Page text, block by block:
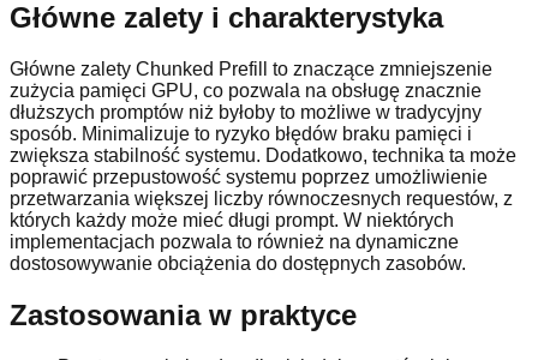
Główne zalety i charakterystyka
Główne zalety Chunked Prefill to znaczące zmniejszenie
zużycia pamięci GPU, co pozwala na obsługę znacznie
dłuższych promptów niż byłoby to możliwe w tradycyjny
sposób. Minimalizuje to ryzyko błędów braku pamięci i
zwiększa stabilność systemu. Dodatkowo, technika ta może
poprawić przepustowość systemu poprzez umożliwienie
przetwarzania większej liczby równoczesnych requestów, z
których każdy może mieć długi prompt. W niektórych
implementacjach pozwala to również na dynamiczne
dostosowywanie obciążenia do dostępnych zasobów.
Zastosowania w praktyce